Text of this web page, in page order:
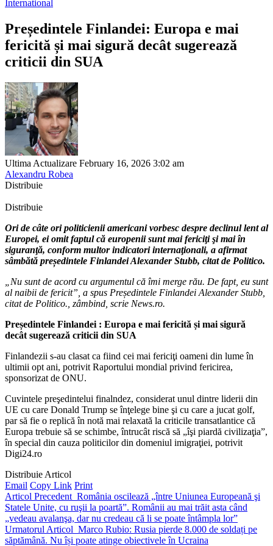
International
Președintele Finlandei: Europa e mai
fericită și mai sigură decât sugerează
criticii din SUA
Ultima Actualizare February 16, 2026 3:02 am
Alexandru Robea
Distribuie
Distribuie
Ori de câte ori politicienii americani vorbesc despre declinul lent al
Europei, ei omit faptul că europenii sunt mai fericiţi şi mai în
siguranţă, conform multor indicatori internaţionali, a afirmat
sâmbătă președintele Finlandei Alexander Stubb, citat de Politico.
„Nu sunt de acord cu argumentul că îmi merge rău. De fapt, eu sunt
al naibii de fericit”, a spus Președintele Finlandei Alexander Stubb,
citat de Politico., zâmbind, scrie News.ro.
Președintele Finlandei : Europa e mai fericită și mai sigură
decât sugerează criticii din SUA
Finlandezii s-au clasat ca fiind cei mai fericiţi oameni din lume în
ultimii opt ani, potrivit Raportului mondial privind fericirea,
sponsorizat de ONU.
Cuvintele preşedintelui finalndez, considerat unul dintre liderii din
UE cu care Donald Trump se înţelege bine şi cu care a jucat golf,
par să fie o replică în notă mai relaxată la criticile transatlantice că
Europa trebuie să se schimbe, întrucât riscă să „îşi piardă civilizaţia”,
în special din cauza politicilor din domeniul imigraţiei, potrivit
Digi24.ro
Distribuie Articol
Email Copy Link Print
Articol Precedent România oscilează „între Uniunea Europeană şi
Statele Unite, cu ruşii la poartă”. Românii au mai trăit asta când
„vedeau avalanşa, dar nu credeau că li se poate întâmpla lor”
Urmatorul Articol Marco Rubio: Rusia pierde 8.000 de soldați pe
săptămână. Nu își poate atinge obiectivele în Ucraina